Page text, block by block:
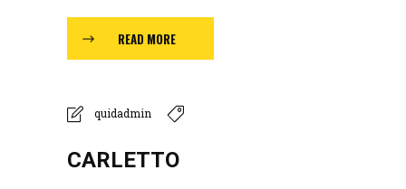
READ MORE
quidadmin
CARLETTO